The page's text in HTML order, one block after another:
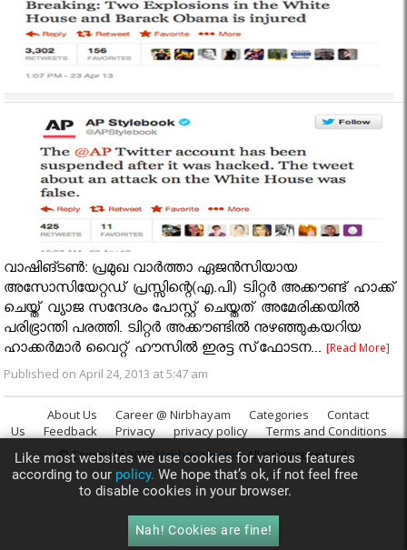
വാഷിങ്ടണ്‍: പ്രമുഖ വാര്‍ത്താ ഏജന്‍സിയായ
അസോസിയേറ്റഡ് പ്രസ്സിന്റെ(എ.പി) ട്വിറ്റര്‍ അക്കൗണ്ട് ഹാക്ക്
ചെയ്ത് വ്യാജ സന്ദേശം പോസ്റ്റ് ചെയ്തത് അമേരിക്കയില്‍
പരിഭ്രാന്തി പരത്തി. ട്വിറ്റര്‍ അക്കൗണ്ടില്‍ നുഴഞ്ഞുകയറിയ
ഹാക്കര്‍മാര്‍ വൈറ്റ് ഹൗസില്‍ ഇരട്ട സ്‌ഫോടന...[Read More]
Published on April 24, 2013 at 5:47 am
About Us Career @ Nirbhayam Categories
Contact
Us
Feedback Privacy privacy policy
Terms and Conditions
© Copyright 2013Nirbhayam.com. All rights reserved.
Like most websites we use cookies for various features
according to our policy. We hope that’s ok, if not feel free
to disable cookies in your browser.
Nah! Cookies are fine!